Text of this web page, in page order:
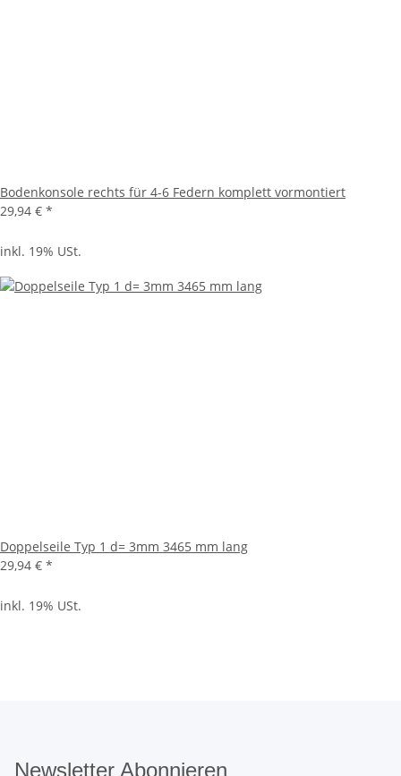
Bodenkonsole rechts für 4-6 Federn komplett vormontiert
29,94 € *
inkl. 19% USt.
Doppelseile Typ 1 d= 3mm 3465 mm lang
29,94 € *
inkl. 19% USt.
Newsletter Abonnieren